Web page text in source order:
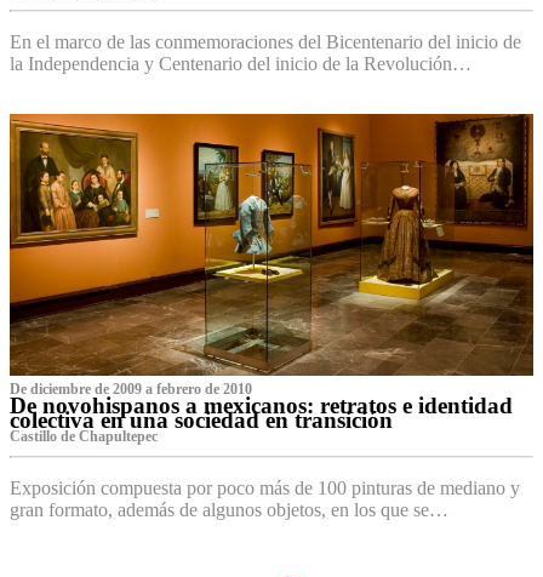
En el marco de las conmemoraciones del Bicentenario del inicio de
la Independencia y Centenario del inicio de la Revolución…
De diciembre de 2009 a febrero de 2010
De novohispanos a mexicanos: retratos e identidad
colectiva en una sociedad en transición
Castillo de Chapultepec
Exposición compuesta por poco más de 100 pinturas de mediano y
gran formato, además de algunos objetos, en los que se…